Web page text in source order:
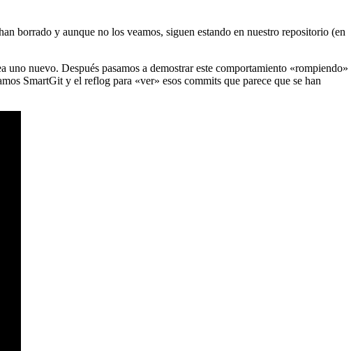
borrado y aunque no los veamos, siguen estando en nuestro repositorio (en
nuevo. Después pasamos a demostrar este comportamiento «rompiendo»
SmartGit y el reflog para «ver» esos commits que parece que se han